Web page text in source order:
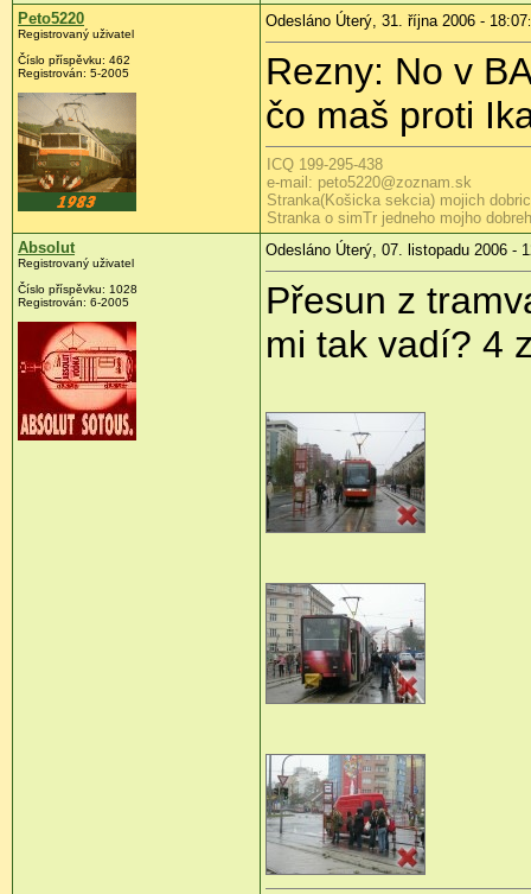
Peto5220
Registrovaný uživatel
Číslo příspěvku: 462
Registrován: 5-2005
Odesláno Úterý, 31. října 2006 - 18:07
Rezny: No v
čo maš proti
ICQ 199-295-438
e-mail: peto5220@zoznam.sk
Stranka(Košicka sekcia) mojich
Stranka o simTr jedneho mojho
Absolut
Registrovaný uživatel
Číslo příspěvku: 1028
Registrován: 6-2005
Odesláno Úterý, 07. listopadu 2006 -
Přesun z
mi tak vadí? 4